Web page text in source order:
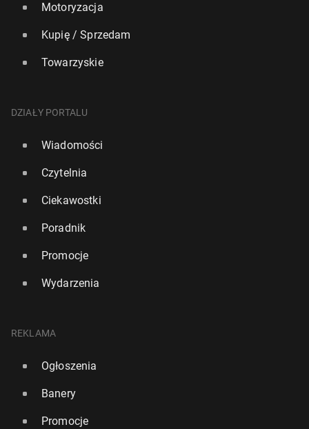
Motoryzacja
Kupię / Sprzedam
Towarzyskie
DZIAŁY PORTALU
Wiadomości
Czytelnia
Ciekawostki
Poradnik
Promocje
Wydarzenia
REKLAMA
Ogłoszenia
Banery
Promocje